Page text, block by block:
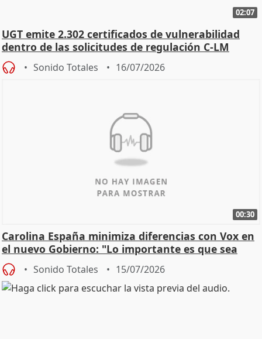
02:07
UGT emite 2.302 certificados de vulnerabilidad
dentro de las solicitudes de regulación C-LM
Sonido Totales 16/07/2026
00:30
Carolina España minimiza diferencias con Vox en
el nuevo Gobierno: "Lo importante es que sea
una leg
Sonido Totales 15/07/2026